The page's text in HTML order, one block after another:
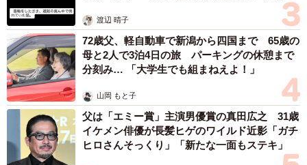
渡辺 晴子
72歳父、軽自動車で新潟から四国まで 65歳の
母と2人で3泊4日の旅 パーキングの休憩まで
分刻み… 「大学生でも組まねえよ！」
山岡 もと子
父は「エミー賞」主演男優賞の真田広之 31歳
イケメン俳優が長髪ヒゲのワイルド近影「ガチ
ヒロさんそっくり」「新たな一面もステキ」